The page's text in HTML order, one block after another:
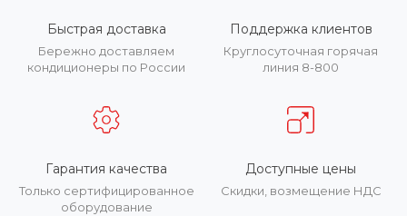
Быстрая доставка
Бережно доставляем
кондиционеры по России
Поддержка клиентов
Круглосуточная горячая
линия 8-800
Гарантия качества
Только сертифицированное
оборудование
Доступные цены
Скидки, возмещение НДС